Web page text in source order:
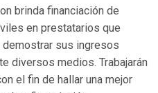
brinda financiación de
en prestatarios que
demostrar sus ingresos
diversos medios. Trabajarán
el fin de hallar una mejor